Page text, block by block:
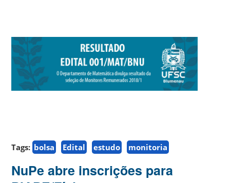
Tags: bolsa Edital estudo monitoria
NuPe abre inscrições para